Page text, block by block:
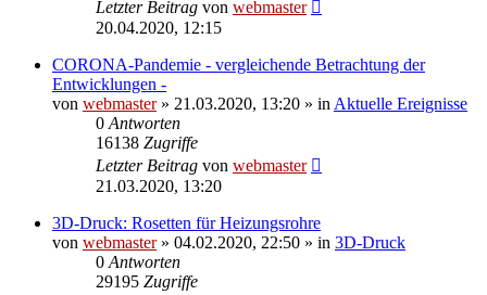
Letzter Beitrag von webmaster
20.04.2020, 12:15
CORONA-Pandemie - vergleichende Betrachtung der
Entwicklungen -
von webmaster» 21.03.2020, 13:20 » in Aktuelle Ereignisse
0 Antworten
16138 Zugriffe
Letzter Beitrag von webmaster
21.03.2020, 13:20
3D-Druck: Rosetten für Heizungsrohre
von webmaster» 04.02.2020, 22:50 » in 3D-Druck
0 Antworten
29195 Zugriffe